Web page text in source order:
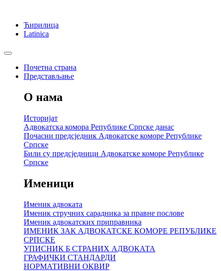
Ћирилица
Latinica
Почетна страна
Представљање
О нама
Историјат
Адвокатска комора Републике Српске данас
Почасни предсједник Адвокатске коморе Републике
Српске
Били су предсједници Адвокатске коморе Републике
Српске
Именици
Именик адвоката
Именик стручних сарадника за правне послове
Именик адвокатских приправника
ИМЕНИК ЗАК АДВОКАТСКЕ КОМОРЕ РЕПУБЛИКЕ
СРПСКЕ
УПИСНИК Б СТРАНИХ АДВОКАТА
ГРАФИЧКИ СТАНДАРДИ
НОРМАТИВНИ ОКВИР